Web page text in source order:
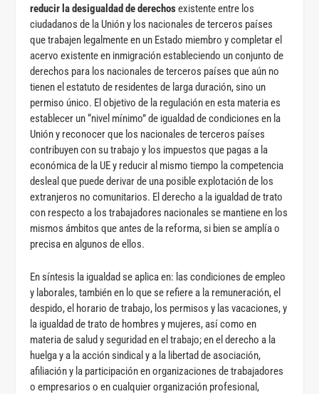
reducir la desigualdad de derechosexistente entre los
ciudadanos de la Unión y los nacionales de terceros países
que trabajen legalmente en un Estado miembro y completar el
acervo existente en inmigración estableciendo un conjunto de
derechos para los nacionales de terceros países que aún no
tienen el estatuto de residentes de larga duración, sino un
permiso único. El objetivo de la regulación en esta materia es
establecer un “nivel mínimo” de igualdad de condiciones en la
Unión y reconocer que los nacionales de terceros países
contribuyen con su trabajo y los impuestos que pagas a la
económica de la UE y reducir al mismo tiempo la competencia
desleal que puede derivar de una posible explotación de los
extranjeros no comunitarios. El derecho a la igualdad de trato
con respecto a los trabajadores nacionales se mantiene en los
mismos ámbitos que antes de la reforma, si bien se amplía o
precisa en algunos de ellos.
En síntesis la igualdad se aplica en: las condiciones de empleo
y laborales, también en lo que se refiere a la remuneración, el
despido, el horario de trabajo, los permisos y las vacaciones, y
la igualdad de trato de hombres y mujeres, así como en
materia de salud y seguridad en el trabajo; en el derecho a la
huelga y a la acción sindical y a la libertad de asociación,
afiliación y la participación en organizaciones de trabajadores
o empresarios o en cualquier organización profesional,